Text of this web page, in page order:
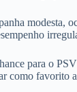
modesta,
para o
como favorito